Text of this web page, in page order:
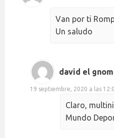
Van por ti
Un saludo
david el
19 septiembre, 2020 a las
Claro,
Mundo